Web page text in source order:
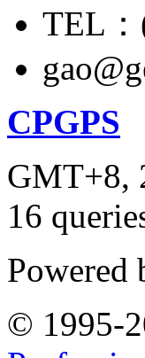
TEL：
CPGPS
GMT+8,
16
Powered
© 1995-